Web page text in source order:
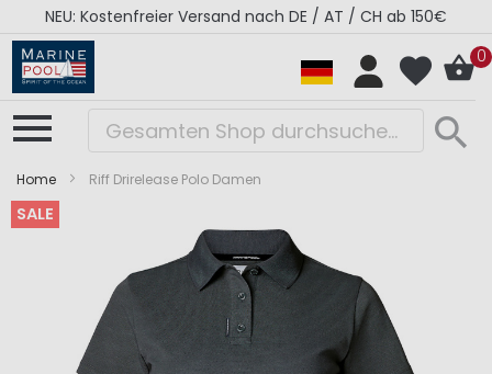
NEU: Kostenfreier Versand nach DE / AT / CH ab 150€
0
Home Riff Drirelease Polo Damen
SALE
Zum
Bildergalerie
springen
Zum
Bildergalerie
springen